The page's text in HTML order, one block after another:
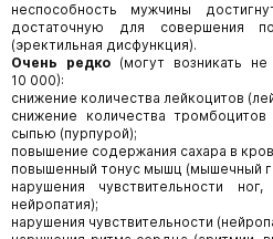
неспособность мужчины
достаточную для совершения
(эректильная дисфункция).
Очень редко (могут возникать
10 000):
снижение количества лейкоцитов
снижение количества
сыпью (пурпурой);
повышение содержания сахара в
повышенный тонус мышц (мышечный
нарушения чувствительности
нейропатия);
нарушения чувствительности